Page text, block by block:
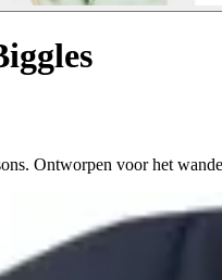
Ontworpen voor het